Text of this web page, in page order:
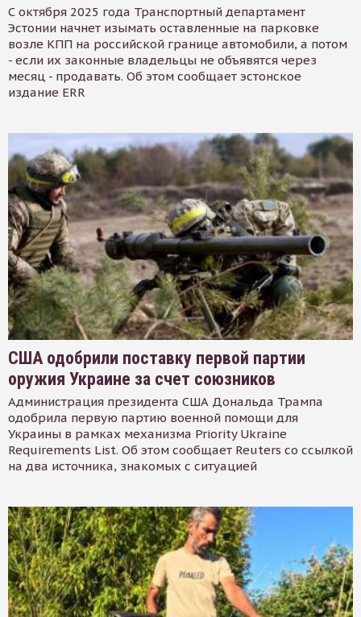
С октября 2025 года Транспортный департамент
Эстонии начнет изымать оставленные на парковке
возле КПП на российской границе автомобили, а потом
- если их законные владельцы не объявятся через
месяц - продавать. Об этом сообщает эстонское
издание ERR
США одобрили поставку первой партии
оружия Украине за счет союзников
Администрация президента США Дональда Трампа
одобрила первую партию военной помощи для
Украины в рамках механизма Priority Ukraine
Requirements List. Об этом сообщает Reuters со ссылкой
на два источника, знакомых с ситуацией